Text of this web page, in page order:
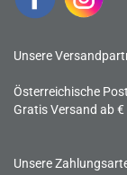
Unsere
Österreichische Post
Gratis Versand ab
Unsere